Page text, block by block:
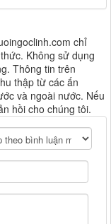
chỉ
Không sử dụng
Thông tin trên
thập từ các ấn
và ngoài nước. Nếu
hồi cho chúng tôi.